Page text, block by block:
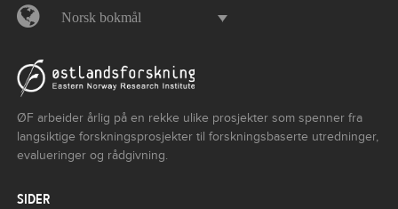
Norsk bokmål
ØF arbeider årlig på en rekke ulike prosjekter som spenner fra
langsiktige forskningsprosjekter til forskningsbaserte utredninger,
evalueringer og rådgivning.
SIDER